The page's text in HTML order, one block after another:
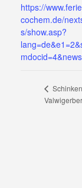
https://
cochem.de/
s/show.asp?